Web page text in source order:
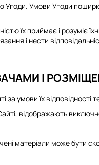
Умови Угоди
їх приймає і розуміє
і нести
І
за умови їх відповідності
відображають
матеріали може бути